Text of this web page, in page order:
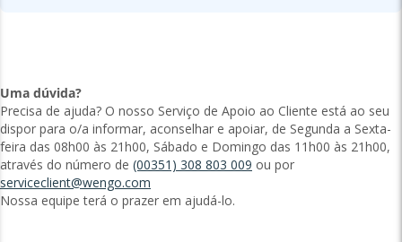
Uma dúvida?
Precisa de ajuda? O nosso Serviço de Apoio ao Cliente está ao seu
dispor para o/a informar, aconselhar e apoiar, de Segunda a Sexta-
feira das 08h00 às 21h00, Sábado e Domingo das 11h00 às 21h00,
através do número de (00351) 308 803 009 ou por
serviceclient@wengo.com
Nossa equipe terá o prazer em ajudá-lo.